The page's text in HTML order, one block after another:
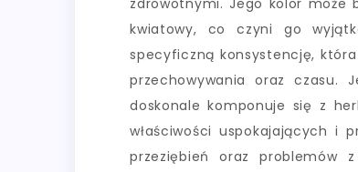
zdrowotnymi. Jego kolor może
kwiatowy, co czyni go
specyficzną konsystencję,
przechowywania oraz czasu.
doskonale komponuje się z
właściwości uspokajających i
przeziębień oraz problemów